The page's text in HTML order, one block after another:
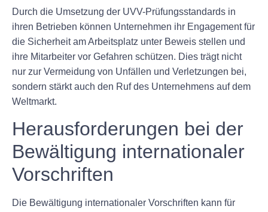
Durch die Umsetzung der UVV-Prüfungsstandards in
ihren Betrieben können Unternehmen ihr Engagement für
die Sicherheit am Arbeitsplatz unter Beweis stellen und
ihre Mitarbeiter vor Gefahren schützen. Dies trägt nicht
nur zur Vermeidung von Unfällen und Verletzungen bei,
sondern stärkt auch den Ruf des Unternehmens auf dem
Weltmarkt.
Herausforderungen bei der
Bewältigung internationaler
Vorschriften
Die Bewältigung internationaler Vorschriften kann für